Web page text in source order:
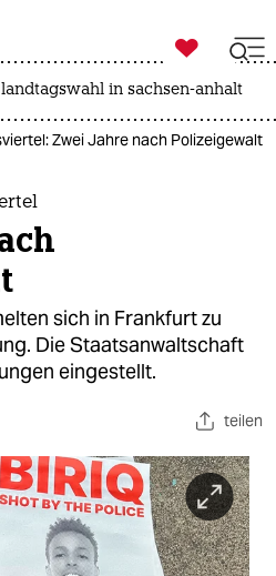
ich
ich

taz zahl ich
landtagswahl in sachsen-anhalt
Zwei Jahre nach Polizeigewalt
sich in Frankfurt zu
Die Staatsanwaltschaft
eingestellt.
teilen